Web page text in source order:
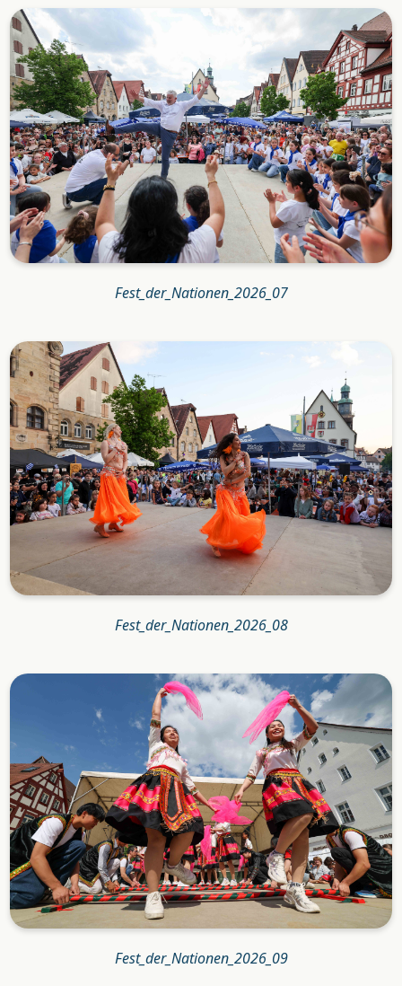
Fest_der_Nationen_2026_07
Fest_der_Nationen_2026_08
Fest_der_Nationen_2026_09